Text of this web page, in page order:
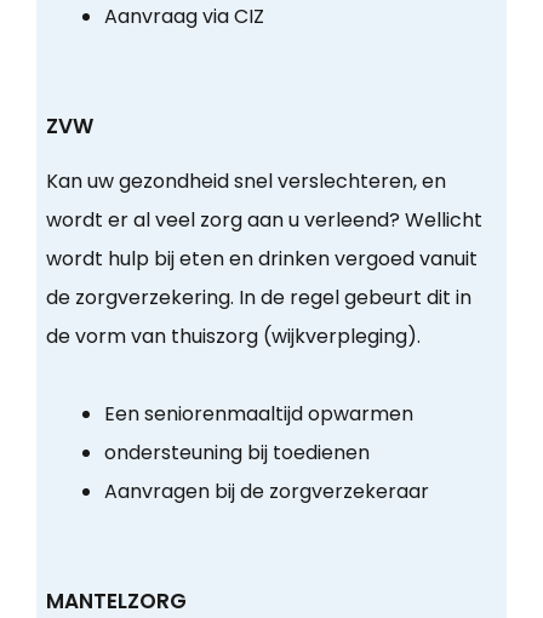
Aanvraag via CIZ
ZVW
Kan uw gezondheid snel verslechteren, en
wordt er al veel zorg aan u verleend? Wellicht
wordt hulp bij eten en drinken vergoed vanuit
de zorgverzekering. In de regel gebeurt dit in
de vorm van thuiszorg (wijkverpleging).
Een seniorenmaaltijd opwarmen
ondersteuning bij toedienen
Aanvragen bij de zorgverzekeraar
MANTELZORG